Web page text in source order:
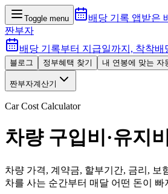
Toggle menu 배당 기록 앱받은
짠부자
배당 기록부터 지급일까지, 착착배
블로그 정부혜택 찾기 내 연봉에 맞는 자
짠부자계산기
Car Cost Calculator
차량 구입비·유지
차량 가격, 계약금, 할부기간, 금리, 보
차를 사는 순간부터 매달 어떤 돈이